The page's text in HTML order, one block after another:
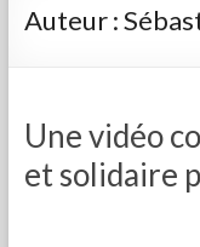
Auteur :
Une vidéo
et solidaire